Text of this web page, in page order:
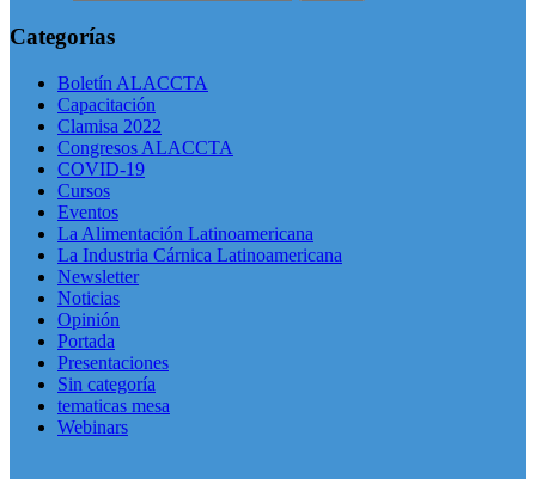
Categorías
Boletín ALACCTA
Capacitación
Clamisa 2022
Congresos ALACCTA
COVID-19
Cursos
Eventos
La Alimentación Latinoamericana
La Industria Cárnica Latinoamericana
Newsletter
Noticias
Opinión
Portada
Presentaciones
Sin categoría
tematicas mesa
Webinars